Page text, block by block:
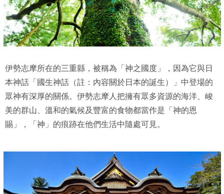
伊勢志摩所在的三重縣，被稱為「神之國度」，因為它與日
本神話「國生神話（註：內容關於日本的誕生）」中登場的
眾神有深厚的關係。伊勢志摩人把擁有眾多資源的海洋、峻
美的群山、溫和的氣候及豐富的食物都當作是「神的恩
賜」，「神」的痕跡在他們生活中隨處可見。